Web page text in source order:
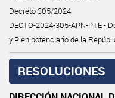
Decreto 305/2024
DECTO-2024-305-APN-PTE -
y Plenipotenciario de la
RESOLUCIONES